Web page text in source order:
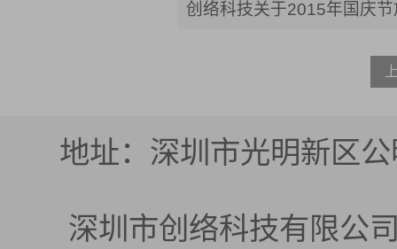
创络科技关于2015年国庆
地址：深圳市光明新区
深圳市创络科技有限公